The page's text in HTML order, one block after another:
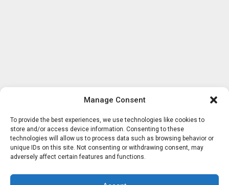
Manage Consent
To provide the best experiences, we use technologies like cookies to
store and/or access device information. Consenting to these
technologies will allow us to process data such as browsing behavior or
unique IDs on this site. Not consenting or withdrawing consent, may
adversely affect certain features and functions.